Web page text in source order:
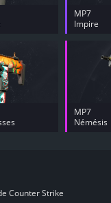
MP7
Impire
MP7
Némésis
Counter Strike